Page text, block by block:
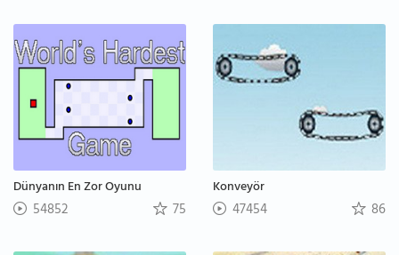
Dünyanın En Zor Oyunu
54852 75
Konveyör
47454 86